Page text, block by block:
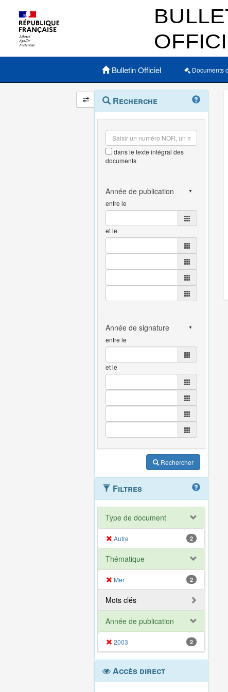
Menu principal
Bulletin Officiel Documents
Navigation
et
outils
annexes
Menu
contextuel
Recherche
dans le texte intégral des
documents
entre le
et le
entre le
et le
Rechercher
Filtres
Type de document
Autre 2
Thématique
Mer 2
Mots clés
Année de publication
2003 2
Accès direct